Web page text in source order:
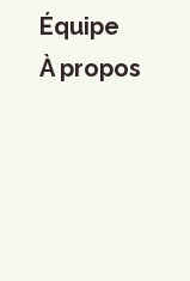
Équipe
À propos